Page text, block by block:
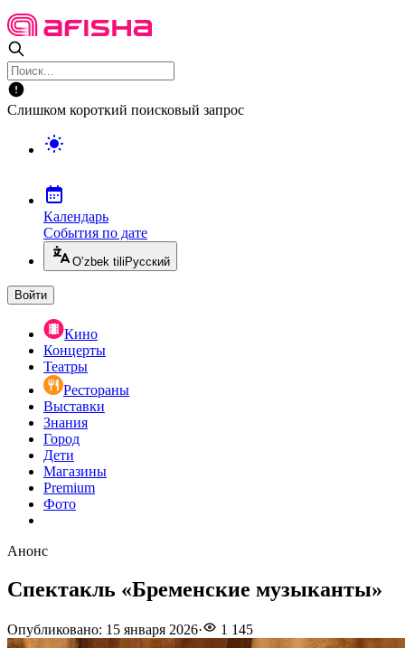
Слишком короткий поисковый запрос
Календарь
События по дате
O’zbek tili Русский
Войти
Кино
Концерты
Театры
Рестораны
Выставки
Знания
Город
Дети
Магазины
Premium
Фото
Анонс
Спектакль «Бременские музыканты»
Опубликовано: 15 января 2026· 1 145